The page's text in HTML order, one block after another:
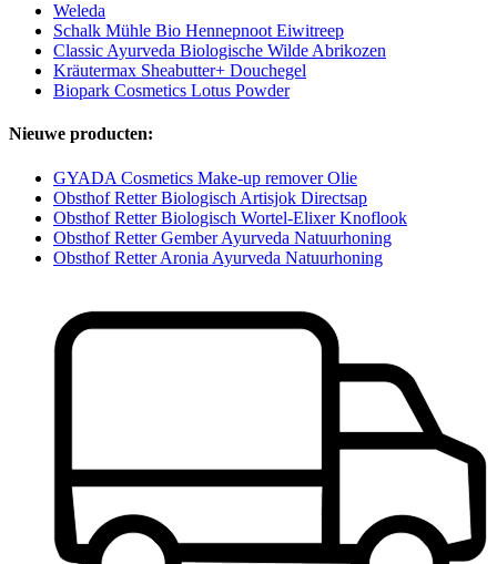
Weleda
Schalk Mühle Bio Hennepnoot Eiwitreep
Classic Ayurveda Biologische Wilde Abrikozen
Kräutermax Sheabutter+ Douchegel
Biopark Cosmetics Lotus Powder
Nieuwe producten:
GYADA Cosmetics Make-up remover Olie
Obsthof Retter Biologisch Artisjok Directsap
Obsthof Retter Biologisch Wortel-Elixer Knoflook
Obsthof Retter Gember Ayurveda Natuurhoning
Obsthof Retter Aronia Ayurveda Natuurhoning